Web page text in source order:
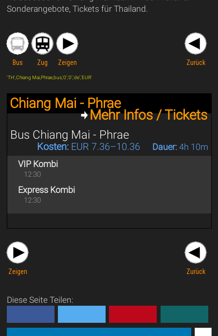
Sonderangebote, Tickets für Thailand.
Bus Zug Zeigen Zurück
'TH',Chiang Mai,Phrae,bus,'0','0','de','EUR'
Chiang Mai - Phrae
Mehr Infos / Tickets
Bus Chiang Mai - Phrae
Kosten:EUR 7.36–10.36 Dauer:4h 10m
VIP Kombi
12:30
Express Kombi
12:30
Zeigen Zurück
Diese Seite Teilen: